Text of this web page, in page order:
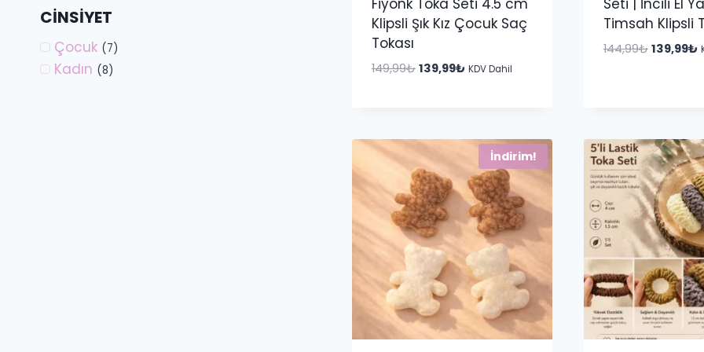
Fiyonk Toka Seti 4.5 cm
Klipsli Şık Kız Çocuk Saç
Tokası
149,99₺ Orijinal
139,99₺Şu
KDV Dahil
Seti | İncili El
Timsah Klipsli
144,99₺ Orijinal
139,99₺
İndirim!
CINSIYET
Çocuk (7)
Kadın (8)